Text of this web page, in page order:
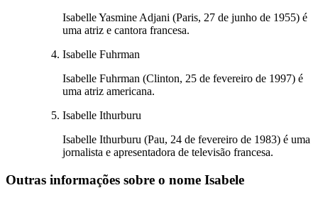
Isabelle Yasmine Adjani (Paris, 27 de junho de 1955) é
uma atriz e cantora francesa.
Isabelle Fuhrman
Isabelle Fuhrman (Clinton, 25 de fevereiro de 1997) é
uma atriz americana.
Isabelle Ithurburu
Isabelle Ithurburu (Pau, 24 de fevereiro de 1983) é uma
jornalista e apresentadora de televisão francesa.
Outras informações sobre o nome Isabele